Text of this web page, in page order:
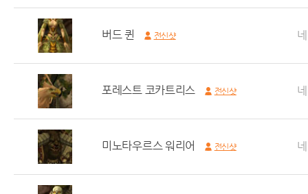
버드 퀸 전신샷
포레스트 코카트리스 전신샷
미노타우르스 워리어 전신샷